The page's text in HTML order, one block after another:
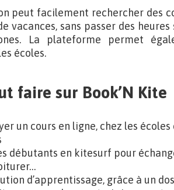
peut facilement rechercher des
vacances, sans passer des
La plateforme permet
écoles.
faire sur Book’N Kite
un cours en ligne, chez les
débutants en kitesurf pour
d’apprentissage, grâce à un